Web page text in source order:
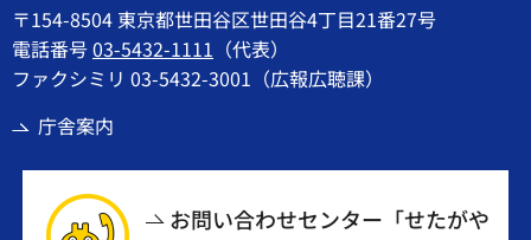
〒154-8504 東京都世田谷区世田谷4丁目21番27号
電話番号03-5432-1111 （代表）
ファクシミリ 03-5432-3001（広報広聴課）
庁舎案内
お問い合わせセンター「せたがや